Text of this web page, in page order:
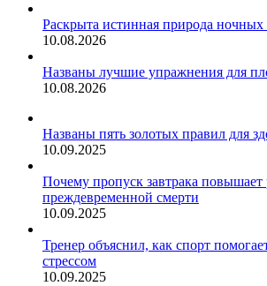
Раскрыта истинная природа
10.08.2026
Названы лучшие упражнения для
10.08.2026
Названы пять золотых правил для
10.09.2025
Почему пропуск завтрака повышает
преждевременной смерти
10.09.2025
Тренер объяснил, как спорт
стрессом
10.09.2025